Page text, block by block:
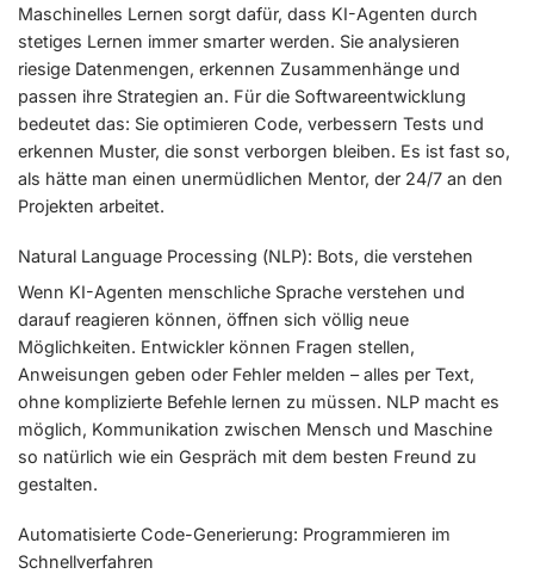
Maschinelles Lernen sorgt dafür, dass KI-Agenten durch
stetiges Lernen immer smarter werden. Sie analysieren
riesige Datenmengen, erkennen Zusammenhänge und
passen ihre Strategien an. Für die Softwareentwicklung
bedeutet das: Sie optimieren Code, verbessern Tests und
erkennen Muster, die sonst verborgen bleiben. Es ist fast so,
als hätte man einen unermüdlichen Mentor, der 24/7 an den
Projekten arbeitet.
Natural Language Processing (NLP): Bots, die verstehen
Wenn KI-Agenten menschliche Sprache verstehen und
darauf reagieren können, öffnen sich völlig neue
Möglichkeiten. Entwickler können Fragen stellen,
Anweisungen geben oder Fehler melden – alles per Text,
ohne komplizierte Befehle lernen zu müssen. NLP macht es
möglich, Kommunikation zwischen Mensch und Maschine
so natürlich wie ein Gespräch mit dem besten Freund zu
gestalten.
Automatisierte Code-Generierung: Programmieren im
Schnellverfahren